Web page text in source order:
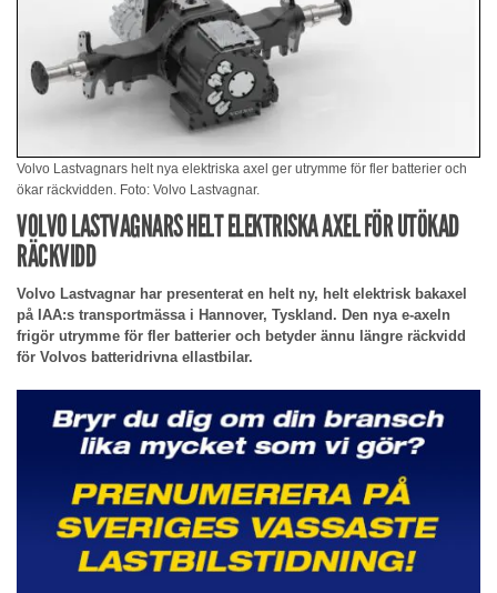
Volvo Lastvagnars helt nya elektriska axel ger utrymme för fler batterier och
ökar räckvidden. Foto: Volvo Lastvagnar.
VOLVO LASTVAGNARS HELT ELEKTRISKA AXEL FÖR UTÖKAD
RÄCKVIDD
Volvo Lastvagnar har presenterat en helt ny, helt elektrisk bakaxel
på IAA:s transportmässa i Hannover, Tyskland. Den nya e-axeln
frigör utrymme för fler batterier och betyder ännu längre räckvidd
för Volvos batteridrivna ellastbilar.